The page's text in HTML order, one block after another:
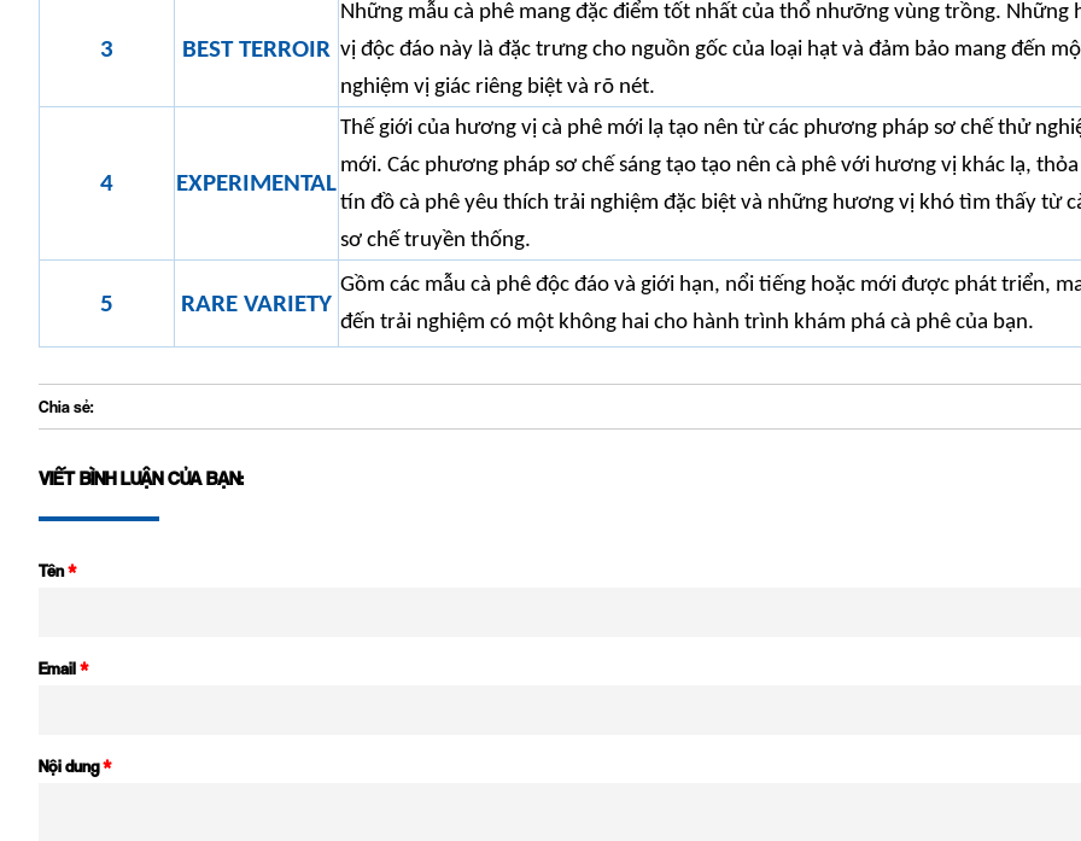
3 BEST TERROIR
Những mẫu cà phê mang đặc điểm tốt nhất của thổ nhưỡng vùng trồng. Những
vị độc đáo này là đặc trưng cho nguồn gốc của loại hạt và đảm bảo mang đến
nghiệm vị giác riêng biệt và rõ nét.
4 EXPERIMENTAL
Thế giới của hương vị cà phê mới lạ tạo nên từ các phương pháp sơ chế thử
mới. Các phương pháp sơ chế sáng tạo tạo nên cà phê với hương vị khác lạ,
tín đồ cà phê yêu thích trải nghiệm đặc biệt và những hương vị khó tìm thấy từ
sơ chế truyền thống.
5 RARE VARIETY
Gồm các mẫu cà phê độc đáo và giới hạn, nổi tiếng hoặc mới được phát triển,
đến trải nghiệm có một không hai cho hành trình khám phá cà phê của bạn.
Chia sẻ:
VIẾT BÌNH LUẬN CỦA BẠN:
Tên*
Email*
Nội dung*